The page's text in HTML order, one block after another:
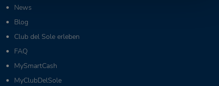
News
Blog
Club del Sole erleben
FAQ
MySmartCash
MyClubDelSole